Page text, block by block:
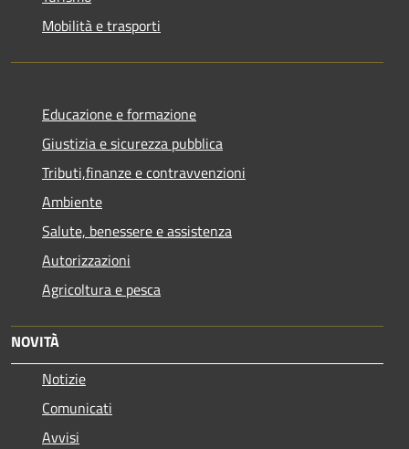
Mobilità e trasporti
Educazione e formazione
Giustizia e sicurezza pubblica
Tributi,finanze e contravvenzioni
Ambiente
Salute, benessere e assistenza
Autorizzazioni
Agricoltura e pesca
NOVITÀ
Notizie
Comunicati
Avvisi